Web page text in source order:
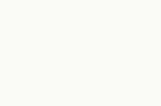
reajustes num intervalo de